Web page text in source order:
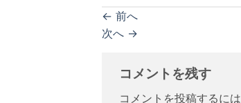
← 前へ
次へ →
コメントを残す
コメントを投稿するには